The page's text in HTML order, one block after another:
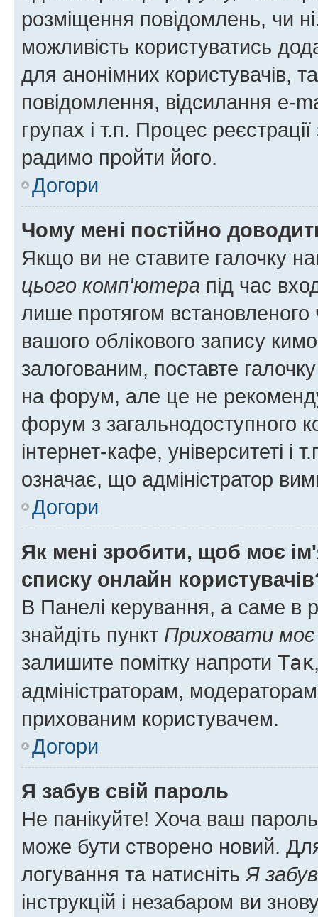
розміщення повідомлень, чи
можливість користуватись
для анонімних користувачів,
повідомлення, відсилання e-
групах і т.п. Процес
радимо пройти його.
Догори
Чому мені постійно
Якщо ви не ставите галочку
цього комп'ютера під час
лише протягом встановленого
вашого облікового запису
залогованим, поставте
на форум, але це не
форум з загальнодоступного
інтернет-кафе, університеті і
означає, що адміністратор
Догори
Як мені зробити, щоб моє
списку онлайн
В Панелі керування, а саме в
знайдіть пункт Приховати моє
залишите помітку напроти Так
адміністраторам,
прихованим користувачем.
Догори
Я забув свій пароль
Не панікуйте! Хоча ваш
може бути створено новий.
логування та натисніть Я
інструкцій і незабаром ви